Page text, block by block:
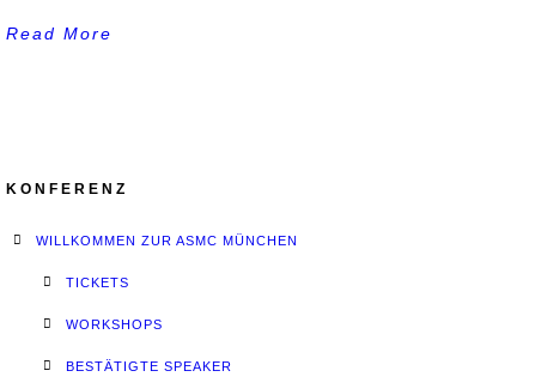
Read More
KONFERENZ
WILLKOMMEN ZUR ASMC MÜNCHEN
TICKETS
WORKSHOPS
BESTÄTIGTE SPEAKER